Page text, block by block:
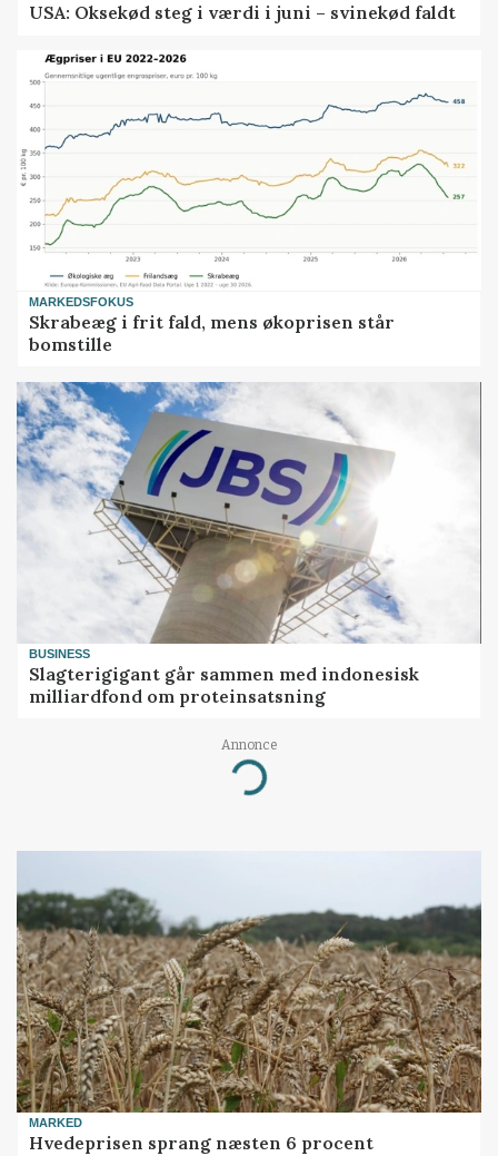
USA: Oksekød steg i værdi i juni – svinekød faldt
MARKEDSFOKUS
Skrabeæg i frit fald, mens økoprisen står
bomstille
BUSINESS
Slagterigigant går sammen med indonesisk
milliardfond om proteinsatsning
Annonce
Loading...
MARKED
Hvedeprisen sprang næsten 6 procent